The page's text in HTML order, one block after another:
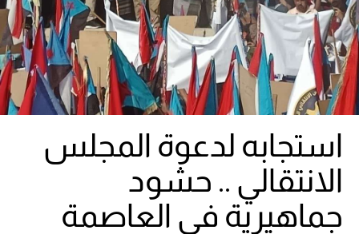
استجابه لدعوة المجلس
الانتقالي .. حشود
جماهيرية في العاصمة